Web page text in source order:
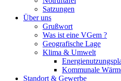
Satzungen
Über uns
Grußwort
Was ist eine VGem ?
Geografische Lage
Klima & Umwelt
Kommunale
Standort & Gewerbe